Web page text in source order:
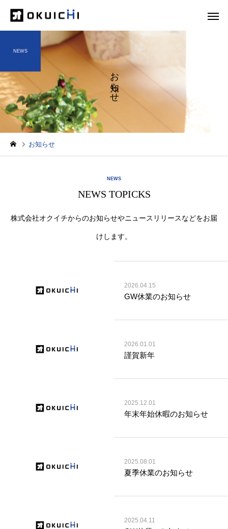
お知らせ
NEWS
お知らせ
NEWS
NEWS TOPICKS
株式会社オクイチからのお知らせやニュースリリースなどをお届
けします。
2026.04.15
GW休業のお知らせ
2026.01.01
謹賀新年
2025.12.01
年末年始休暇のお知らせ
2025.08.01
夏季休業のお知らせ
2025.04.11